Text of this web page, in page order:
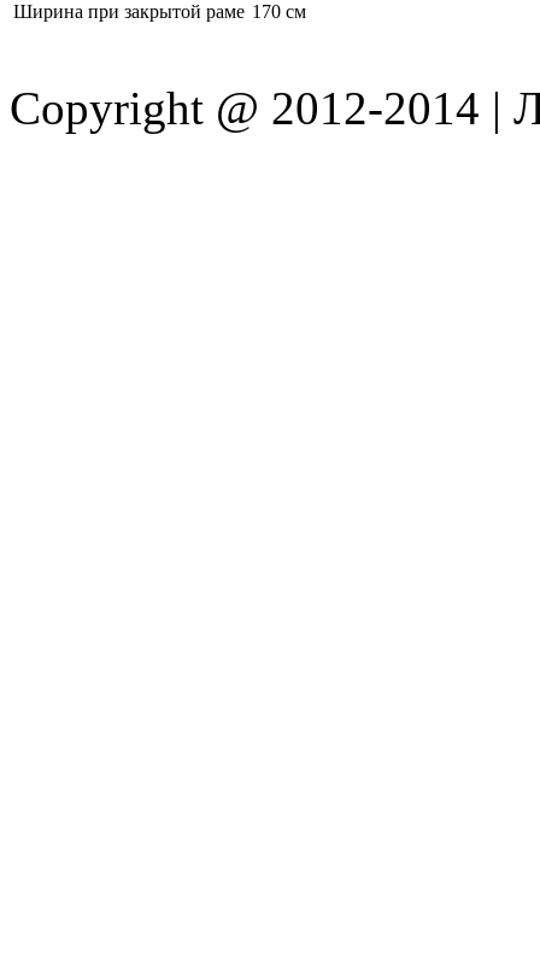
Ширина при закрытой раме 170 см
Copyright @ 2012-2014